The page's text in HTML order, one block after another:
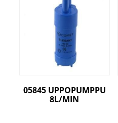
05845 UPPOPUMPPU
8L/MIN